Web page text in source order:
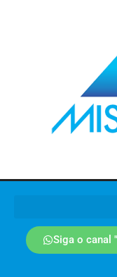
Siga o canal